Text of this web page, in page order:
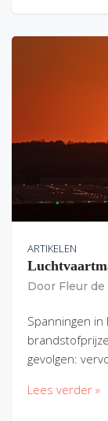
ARTIKELEN
Door Fleur de
Spanningen
gevolgen:
Lees verder »